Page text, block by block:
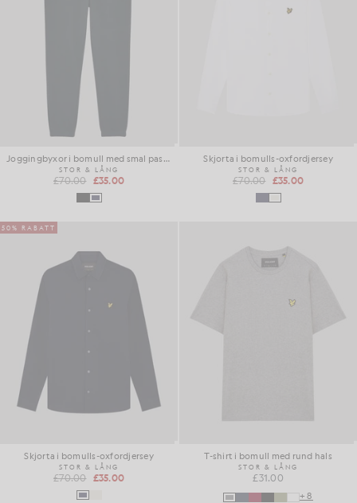
Joggingbyxor i bomull med smal passform
STOR & LÅNG
£70.00 £35.00
Skjorta i bomulls-oxfordjersey
STOR & LÅNG
£70.00 £35.00
50% RABATT
Skjorta i bomulls-oxfordjersey
STOR & LÅNG
£70.00 £35.00
T-shirt i bomull med rund hals
STOR & LÅNG
£31.00
+8